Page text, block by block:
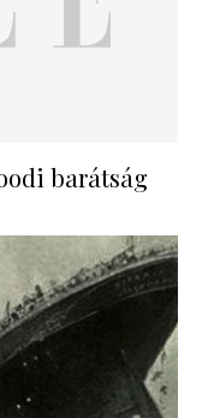
barátság